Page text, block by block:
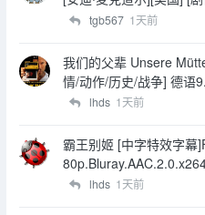
tgb567 1天前
我们的父辈 Unsere
情/动作/历史/战争] 德语
lhds 1天前
霸王别姬 [中字特效字幕
lhds 1天前